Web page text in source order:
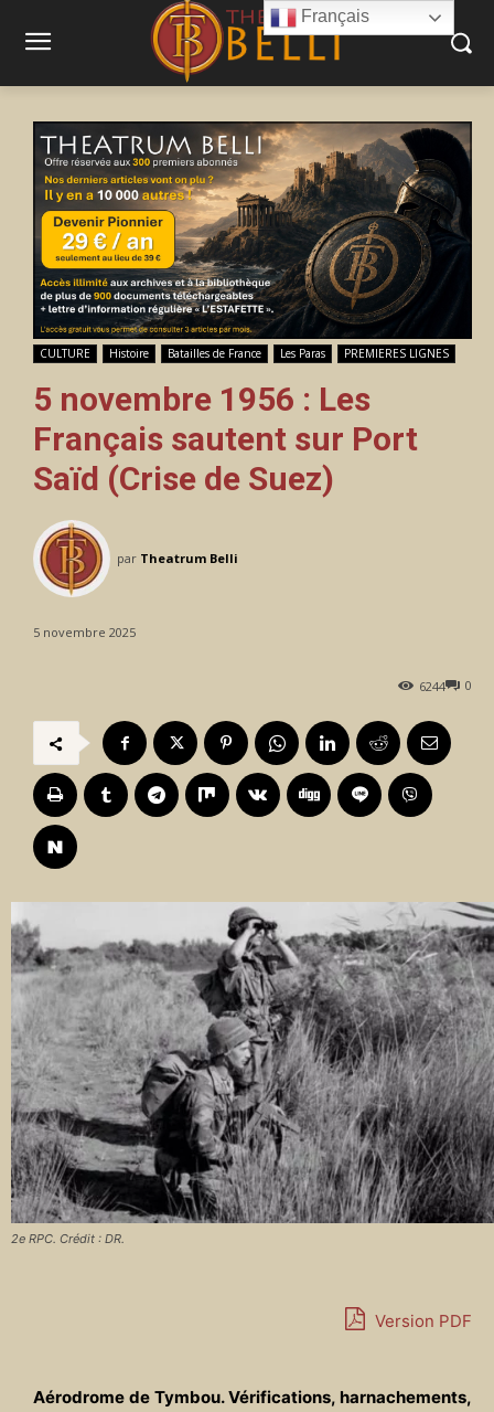
CULTURE Histoire Batailles de France Les Paras PREMIERES LIGNES
5 novembre 1956 : Les
Français sautent sur Port
Saïd (Crise de Suez)
par Theatrum Belli
5 novembre 2025
0
6244
2e RPC. Crédit : DR.
Version PDF
Aérodrome de Tymbou. Vérifications, harnachements,
Français